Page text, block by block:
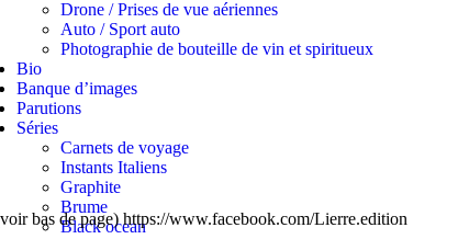
Drone / Prises de vue aériennes
Auto / Sport auto
Photographie de bouteille de vin et spiritueux
Bio
Banque d’images
Parutions
Séries
Carnets de voyage
Instants Italiens
Graphite
Brume
Black ocean
bas de page) https://www.facebook.com/Lierre.edition